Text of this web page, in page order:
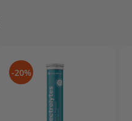
-20%